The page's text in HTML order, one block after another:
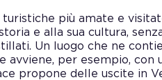
turistiche più amate e
e alla sua cultura,
Un luogo che ne
avviene, per esempio, con
propone delle uscite in